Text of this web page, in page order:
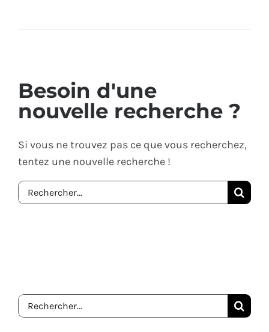
Besoin d'une
nouvelle recherche ?
Si vous ne trouvez pas ce que vous recherchez,
tentez une nouvelle recherche !
Rechercher: